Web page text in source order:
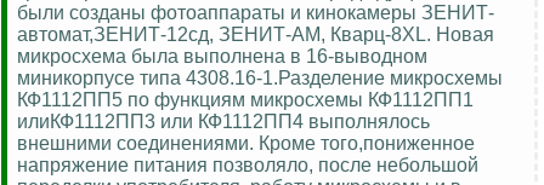
были созданы фотоаппараты и кинокамеры ЗЕНИТ-
автомат,ЗЕНИТ-12сд, ЗЕНИТ-АМ, Кварц-8XL. Новая
микросхема была выполнена в 16-выводном
миникорпусе типа 4308.16-1.Разделение микросхемы
КФ1112ПП5 по функциям микросхемы КФ1112ПП1
илиКФ1112ПП3 или КФ1112ПП4 выполнялось
внешними соединениями. Кроме того,пониженное
напряжение питания позволяло, после небольшой